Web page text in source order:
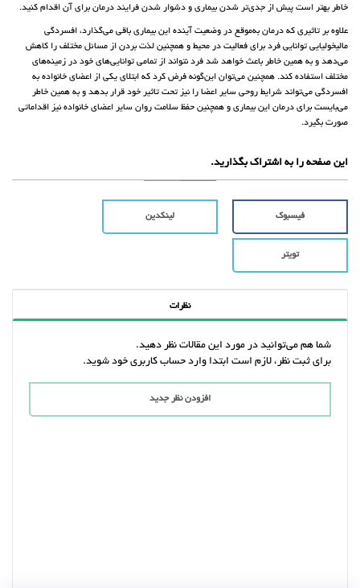
خاطر بهتر است پیش از جدی‌تر شدن بیماری و دشوار شدن فرایند درمان برای آن اقدام کنید.
علاوه بر تاثیری که درمان به‌موقع در وضعیت آینده این بیماری باقی می‌گذارد، افسردگی
مالیخولیایی توانایی فرد برای فعالیت در محیط و همچنین لذت بردن از مسائل مختلف را کاهش
می‌دهد و به همین خاطر باعث خواهد شد فرد نتواند از تمامی توانایی‌های خود در زمینه‌های
مختلف استفاده کند. همچنین می‌توان این‌گونه فرض کرد که ابتلای یکی از اعضای خانواده به
افسردگی می‌تواند شرایط روحی سایر اعضا را نیز تحت تاثیر خود قرار بدهد و به همین خاطر
می‌بایست برای درمان این بیماری و همچنین حفظ سلامت روان سایر اعضای خانواده نیز اقداماتی
صورت بگیرد.
این صفحه را به اشتراک بگذارید.
فیسبوک لینکدین
تویتر
نظرات
شما هم می‌توانید در مورد این مقالات نظر دهید.
برای ثبت نظر، لازم است ابتدا وارد حساب کاربری خود شوید.
افزودن نظر جدید